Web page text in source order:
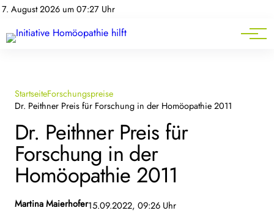
7. August 2026 um 07:27 Uhr
Homöopathie-News
Service
StartseiteForschungspreise
Dr. Peithner Preis für Forschung in der Homöopathie 2011
Dr. Peithner Preis für
Forschung in der
Homöopathie 2011
Martina Maierhofer15.09.2022, 09:26 Uhr